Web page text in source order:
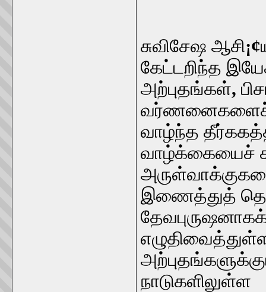
சுவிசேஷ ஆசி¡¢
கேட்டறிந்த
அற்புதங்கள்,
வர்ணனைகளைச்
வாழ்ந்த
வாழ்க்கையைச்
இணைத்துத்
நாடுகளிலுள்ள